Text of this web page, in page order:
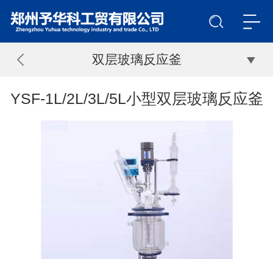
双层玻璃反应釜
YSF-1L/2L/3L/5L小型双层玻璃反应釜